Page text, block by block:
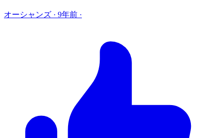
オーシャンズ · 9年前 ·